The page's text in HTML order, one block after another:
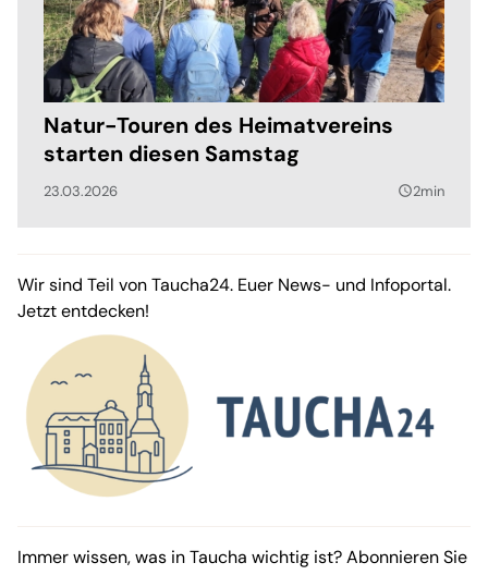
Natur-Touren des Heimatvereins
starten diesen Samstag
23.03.2026 query_builder2min
Wir sind Teil von Taucha24. Euer News- und Infoportal.
Jetzt entdecken!
Immer wissen, was in Taucha wichtig ist? Abonnieren Sie